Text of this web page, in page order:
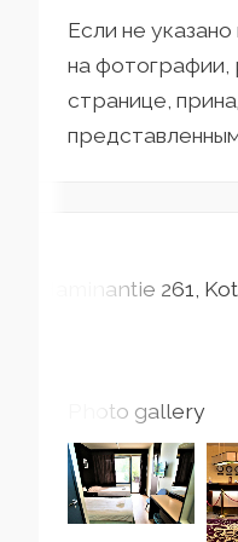
Если не
на фотографии,
странице,
Haminantie 261
Photo gallery